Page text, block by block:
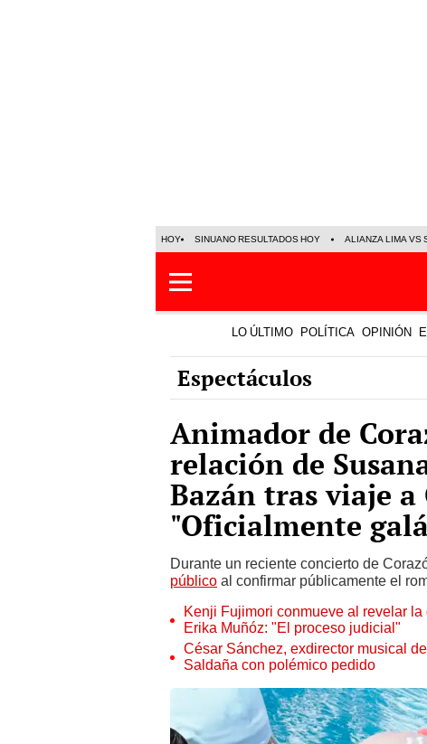
HOY SINUANO RESULTADOS HOY ALIANZA LIMA VS
LO ÚLTIMO POLÍTICA OPINIÓN
Espectáculos
Animador de
relación de
Bazán tras viaje
"Oficialmente
Durante un reciente concierto de
público al confirmar públicamente el
Kenji Fujimori conmueve al revelar
Erika Muñóz: "El proceso judicial"
César Sánchez, exdirector musical
Saldaña con polémico pedido